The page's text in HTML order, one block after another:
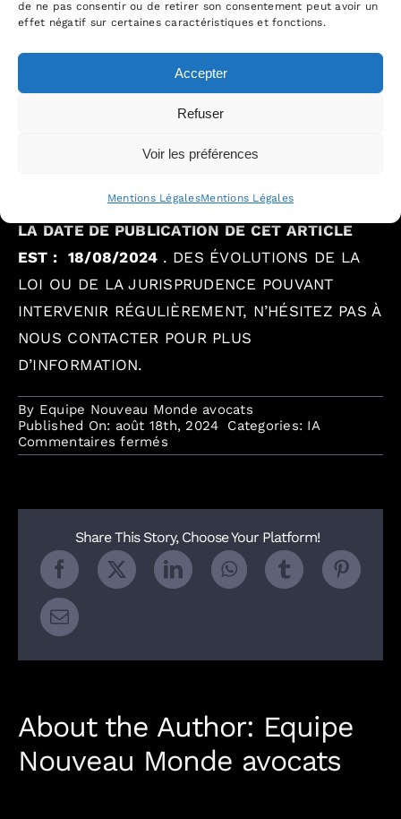
de ne pas consentir ou de retirer son consentement peut avoir un
effet négatif sur certaines caractéristiques et fonctions.
Accepter
Refuser
Voir les préférences
Mentions LégalesMentions Légales
LA DATE DE PUBLICATION DE CET ARTICLE
EST : 18/08/2024 . DES ÉVOLUTIONS DE LA
LOI OU DE LA JURISPRUDENCE POUVANT
INTERVENIR RÉGULIÈREMENT, N’HÉSITEZ PAS À
NOUS CONTACTER POUR PLUS
D’INFORMATION.
By Equipe Nouveau Monde avocats
Published On: août 18th, 2024
Categories: IA
Commentaires ferméssur
Les
de
générative
Share This Story, Choose Your Platform!
About the Author: Equipe
Nouveau Monde avocats